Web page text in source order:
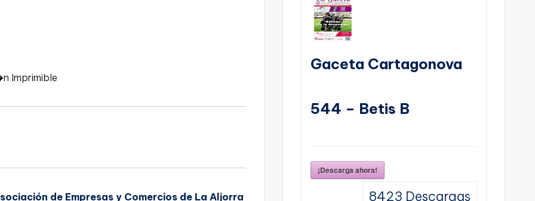
Imprimible
de Empresas y Comercios de La Aljorra
Gaceta Cartagonova
544 – Betis B
¡Descarga ahora!
8423 Descargas